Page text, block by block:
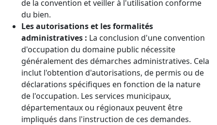
de la convention et veiller à l'utilisation conforme
du bien.
Les autorisations et les formalités
administratives : La conclusion d'une convention
d'occupation du domaine public nécessite
généralement des démarches administratives. Cela
inclut l'obtention d'autorisations, de permis ou de
déclarations spécifiques en fonction de la nature
de l'occupation. Les services municipaux,
départementaux ou régionaux peuvent être
impliqués dans l'instruction de ces demandes.